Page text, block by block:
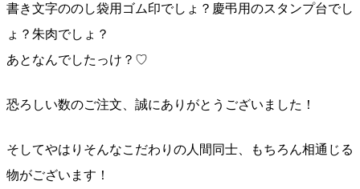
書き文字ののし袋用ゴム印でしょ？慶弔用のスタンプ台でし
ょ？朱肉でしょ？
あとなんでしたっけ？♡
恐ろしい数のご注文、誠にありがとうございました！
そしてやはりそんなこだわりの人間同士、もちろん相通じ る
物がございます！